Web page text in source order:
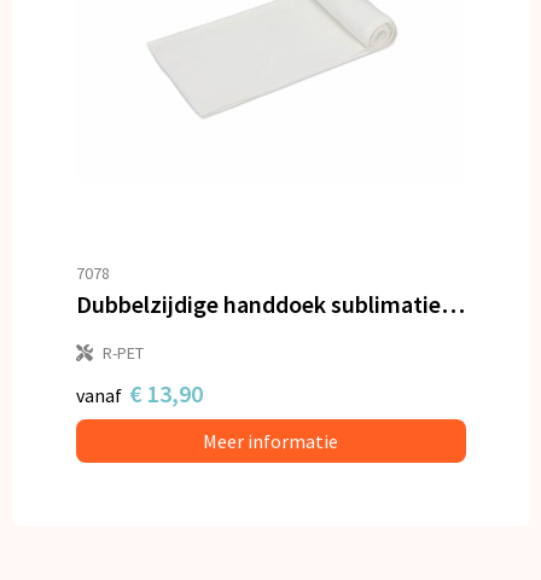
7078
Dubbelzijdige handdoek sublimatie 100 x 180 cm 400 g/m²
R-PET
vanaf € 13,90
Meer informatie